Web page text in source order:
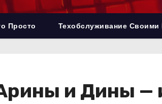
Просто Техобслуживание Своими
и Дины —